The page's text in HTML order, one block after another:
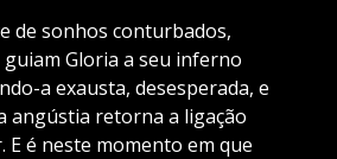
de sonhos conturbados,
guiam Gloria a seu inferno
a exausta, desesperada, e
angústia retorna a ligação
E é neste momento em que